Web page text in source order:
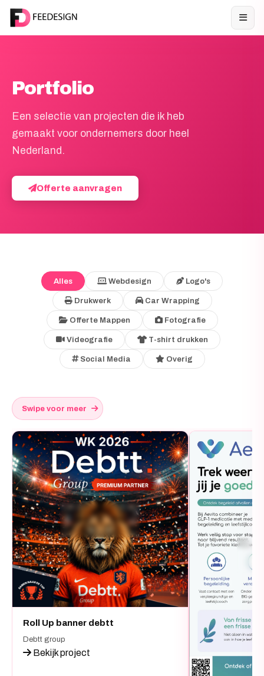
Portfolio
Een selectie van projecten die ik heb
gemaakt voor ondernemers door heel
Nederland.
Offerte aanvragen
Alles Webdesign Logo's
Drukwerk Car Wrapping
Offerte Mappen Fotografie
Videografie T-shirt drukken
Social Media Overig
Swipe voor meer
Roll Up banner debtt
Debtt group
Bekijk project